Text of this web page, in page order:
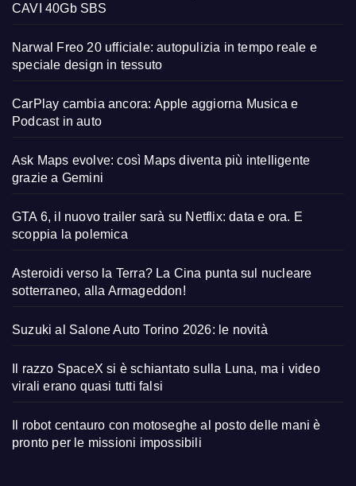
CAVI 40Gb SBS
Narwal Freo 20 ufficiale: autopulizia in tempo reale e
speciale design in tessuto
CarPlay cambia ancora: Apple aggiorna Musica e
Podcast in auto
Ask Maps evolve: così Maps diventa più intelligente
grazie a Gemini
GTA 6, il nuovo trailer sarà su Netflix: data e ora. E
scoppia la polemica
Asteroidi verso la Terra? La Cina punta sul nucleare
sotterraneo, alla Armageddon!
Suzuki al Salone Auto Torino 2026: le novità
Il razzo SpaceX si è schiantato sulla Luna, ma i video
virali erano quasi tutti falsi
Il robot centauro con motoseghe al posto delle mani è
pronto per le missioni impossibili